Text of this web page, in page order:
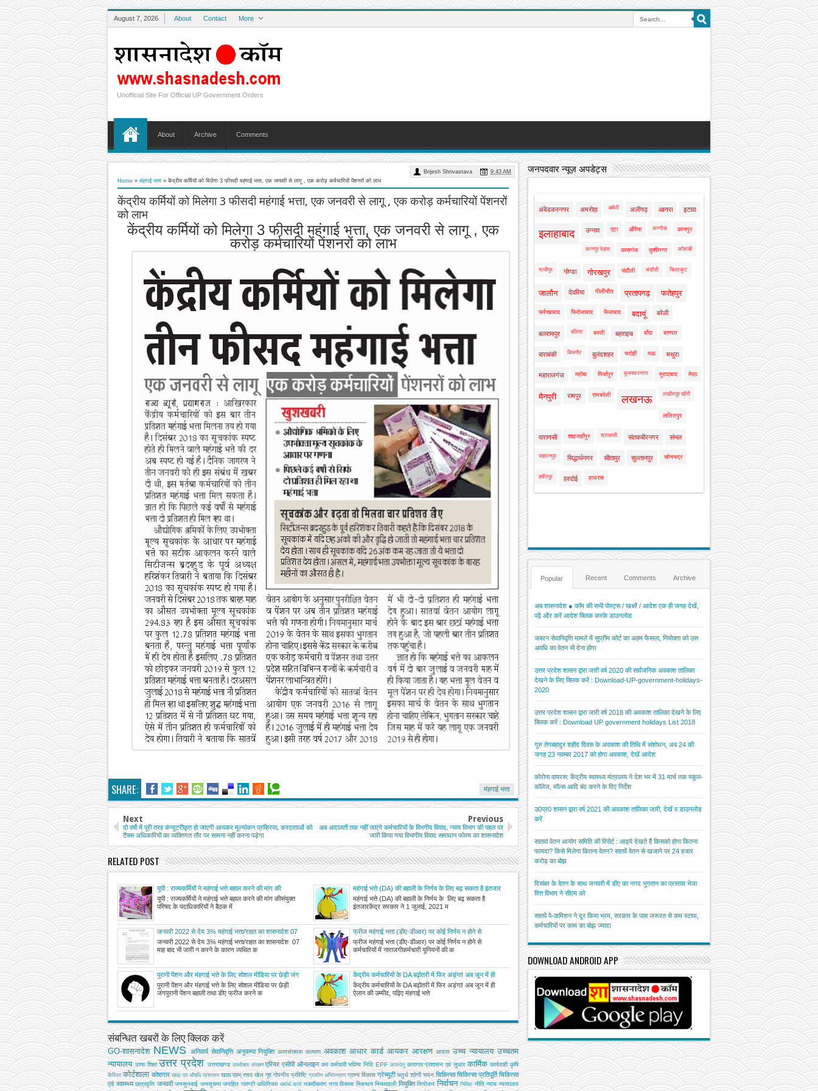
August 7, 2026 About Contact More
Unofficial Site For Official UP Government Orders
About Archive Comments
Home » मंहगाई भत्ता » केंद्रीय कर्मियों को मिलेगा 3 फीसदी महंगाई भत्ता, एक जनवरी से लागू , एक करोड़ कर्मचारियों पेंशनरों को लाभ
केंद्रीय कर्मियों को मिलेगा 3 फीसदी महंगाई भत्ता, एक जनवरी से लागू , एक करोड़ कर्मचारियों पेंशनरों
को लाभ
Brijesh Shrivastava 9:43 AM
मंहगाई भत्ता
केंद्रीय कर्मियों को मिलेगा 3 फीसदी महंगाई भत्ता, एक जनवरी से लागू , एक
करोड़ कर्मचारियों पेंशनरों को लाभ
SHARE:
Next
दो वर्षो में पूरी तरह कंप्यूटरीकृत हो जाएगी आयकर मूल्यांकन प्रक्रिया, करदाताओं को
टैक्स अधिकारियों का व्यक्तिगत तौर पर सामना नहीं करना पड़ेगा
Previous
अब अदालतों तक नहीं जाएंगे कर्मचारियों के विभगीय विवाद, न्याय विभाग की पहल पर
जारी किया गया विभागीय विवाद समाधान फोरम का शासनादेश
RELATED POST
यूपी : राज्यकर्मियों ने महंगाई भत्ते बहाल करने की मांग की
यूपी : राज्यकर्मियों ने महंगाई भत्ते बहाल करने की मांग कीसंयुक्त
परिषद के पदाधिकारियों ने बैठक में
महंगाई भत्ते (DA) की बहाली के निर्णय के लिए बढ़ सकता है इंतजार
महंगाई भत्ते (DA) की बहाली के निर्णय के लिए बढ़ सकता है
इंतजारकेंद्र सरकार ने 1 जुलाई, 2021 म
जनवरी 2022 से देय 3% महंगाई भत्ता/राहत का शासनादेश 07
माह बाद भी जारी न करने के कारण व्यथित कर्मचारियों / शिक्षकों /
पेंशनरों द्वारा 25 जुलाई को कैंडल मार्च निकाल किया जायेगा विरोध
जनवरी 2022 से देय 3% महंगाई भत्ता/राहत का शासनादेश 07
माह बाद भी जारी न करने के कारण व्यथित क
फ्रीज महंगाई भत्ता (डीए-डीआर) पर कोई निर्णय न होने से
कर्मचारियों में नाराजगी
फ्रीज महंगाई भत्ता (डीए-डीआर) पर कोई निर्णय न होने से
कर्मचारियों में नाराजगीकर्मचारी यूनियनों की क
पुरानी पेंशन और मंहगाई भत्ते के लिए सोशल मीडिया पर छेड़ी जंग
पुरानी पेंशन और मंहगाई भत्ते के लिए सोशल मीडिया पर छेड़ी
जंगपुरानी पेंशन बहाली तथा डीए फ्रीज करने क
केंद्रीय कर्मचारियों के DA बढ़ोतरी में फिर अड़ंगा! अब जून में ही
ऐलान की उम्मीद, पढ़िए मंहगाई भत्ते को लेकर उठ रहे हर सवाल का
जवाब
केंद्रीय कर्मचारियों के DA बढ़ोतरी में फिर अड़ंगा! अब जून में ही
ऐलान की उम्मीद, पढ़िए मंहगाई भत्ते
संबन्धित खबरों के लिए क्लिक करें
GO-शासनादेश NEWS अनिवार्य सेवानिवृत्ति अनुकम्पा नियुक्ति अल्‍पसंख्‍यक कल्‍याण अवकाश आधार कार्ड आयकर आरक्षण आवास उच्च न्यायालय उच्चतम
न्यायालय उच्‍च शिक्षा उत्तर प्रदेश उत्तराखण्ड उपभोक्‍ता संरक्षण एरियर एसीपी ऑनलाइन कर कर्मचारी भविष्य निधि EPF कामधेनु कारागार प्रशासन एवं सुधार कार्मिक कार्यवाही कृषि
कैरियर कोर्टशाला कोषागार खाद्य एवं औषधि प्रशासन खाद्य एवम् रसद खेल गृह गोपनीय प्रविष्टि ग्रामीण अभियन्‍त्रण ग्राम्य विकास ग्रेच्युटी चतुर्थ श्रेणी चयन चिकित्सा चिकित्सा प्रतिपूर्ति चिकित्‍सा
एवं स्वास्थ्य छात्रवृत्ति जनवरी जनसुनवाई जनसूचना जनहित गारण्टी अधिनियम धर्मार्थ कार्य नकदीकरण नगर विकास निबन्‍धन नियमावली नियुक्ति नियोजन निर्वाचन निविदा नीति न्याय न्यायालय
जनपदवार न्यूज़ अपडेट्स
अंबेडकरनगर अमरोहा अमेठी अलीगढ़ आगरा इटावा
इलाहाबाद उन्नाव एटा औरैया कन्नौज कानपुर
कानपुर देहात कासगंज कुशीनगर कौशांबी
गाजीपुर गोण्डा गोरखपुर चंदौली चंदौसी चित्रकूट
जालौन देवरिया पीलीभीत प्रतापगढ़ फतेहपुर
फर्रुखाबाद फिरोजाबाद फैजाबाद बदायूं बरेली
बलरामपुर बलिया बस्ती बहराइच बाँदा बागपत
बाराबंकी बिजनौर बुलंदशहर भदोही मऊ मथुरा
महाराजगंज महोबा मिर्जापुर मुजफ्फरनगर मुरादाबाद मेरठ
मैनपुरी रामपुर रायबरेली लखनऊ लखीमपुर खीरी
ललितपुर
वाराणसी शाहजहाँपुर श्रावस्ती संतकबीरनगर संभल
सहारनपुर सिद्धार्थनगर सीतापुर सुल्तानपुर सोनभद्र
हमीरपुर हरदोई हाथरस
Popular Recent Comments Archive
अब शासनादेश ● कॉम की सभी पोस्ट्स / खबरें / आदेश एक ही जगह देखें,
पढ़ें और करें आदेश क्लिक करके डाउनलोड
जबरन सेवानिवृत्ति मामले में सुप्रीम कोर्ट का अहम फैसला, नियोक्ता को उस
अवधि का वेतन भी देना होगा
उत्तर प्रदेश शासन द्वारा जारी वर्ष 2020 की सार्वजनिक अवकाश तालिका
देखने के लिए क्लिक करें : Download-UP-government-holidays-
2020
उत्तर प्रदेश शासन द्वारा जारी वर्ष 2018 की अवकाश तालिका देखने के लिए
क्लिक करें : Download UP government holidays List 2018
गुरु तेगबहादुर शहीद दिवस के अवकाश की तिथि में संशोधन, अब 24 की
जगह 23 नवम्बर 2017 को होगा अवकाश, देखें आदेश
कोरोना वायरस: केंद्रीय स्वास्थ्य मंत्रालय ने देश भर में 31 मार्च तक स्कूल-
कॉलेज, मॉल्स आदि बंद करने के दिए निर्देश
उ0प्र0 शासन द्वारा वर्ष 2021 की अवकाश तालिका जारी, देखें व डाउनलोड
करें
सातवां वेतन आयोग समिति की रिपोर्ट : आइये देखते हैं किसको होगा कितना
फायदा? किसे मिलेगा कितना वेतन? सातवें वेतन से खजाने पर 24 हजार
करोड़ का बोझ
दिसंबर के वेतन के साथ जनवरी में डीए का नगद भुगतान का प्रस्ताव भेजा
वित्त विभाग ने सीएम को
सातवें पे-कमिशन ने दूर किया भ्रम, सरकार के पास जरूरत से कम स्टाफ,
कर्मचारियों पर काम का बोझ ज्यादा
DOWNLOAD ANDROID APP